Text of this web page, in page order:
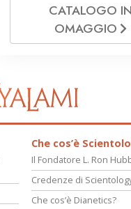
CATALOGO IN
OMAGGIO
Che cos’è
Il Fondatore L. Ron
Credenze di
Che cos’è Dianetics?